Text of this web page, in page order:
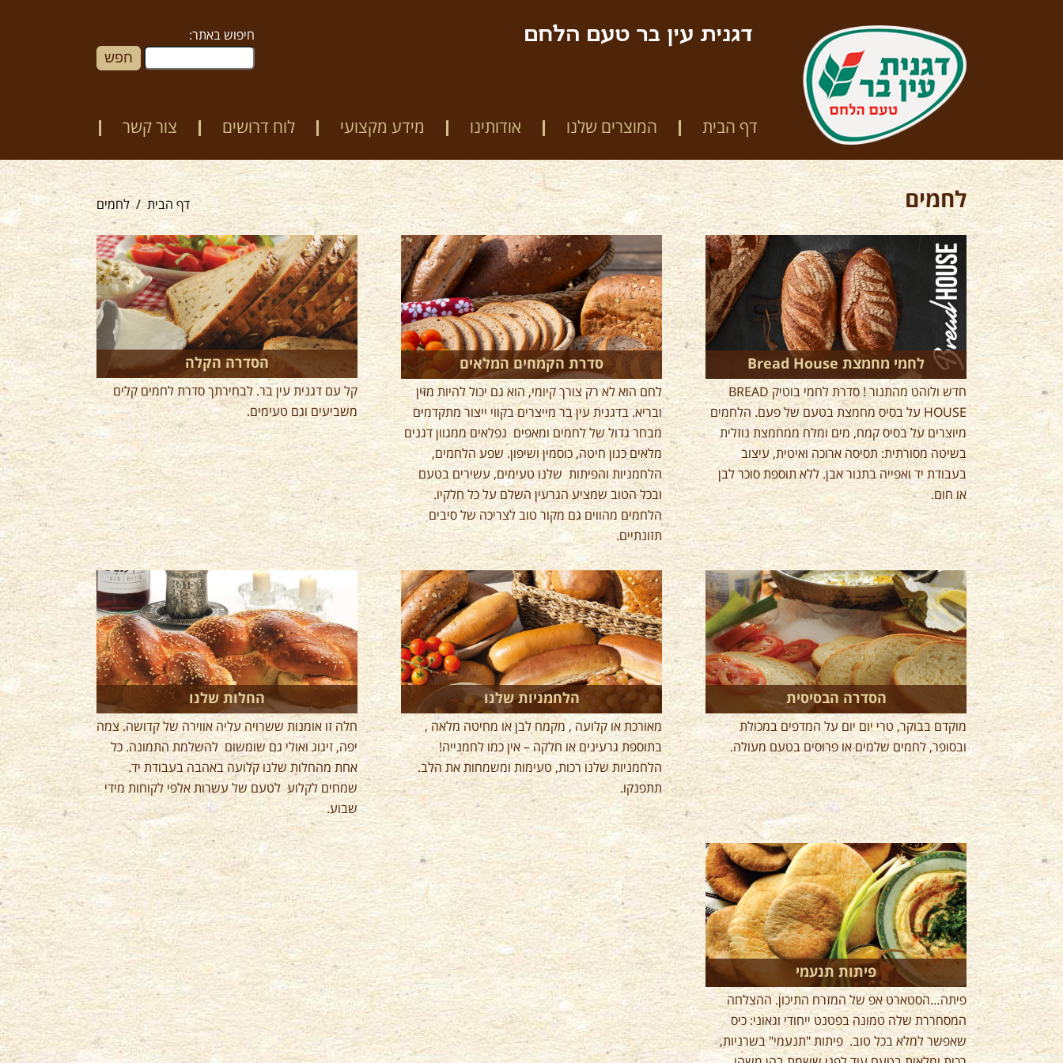
דגנית עין בר טעם הלחם חיפוש באתר:
דף הבית המוצרים שלנו אודותינו מידע מקצועי לוח דרושים צור קשר
לחמים דף הבית לחמים
לחמי מחמצת Bread House
חדש ולוהט מהתנור ! סדרת לחמי בוטיק BREAD
HOUSE על בסיס מחמצת בטעם של פעם. הלחמים
מיוצרים על בסיס קמח, מים ומלח ממחמצת נוזלית
בשיטה מסורתית: תסיסה ארוכה ואיטית, עיצוב
בעבודת יד ואפייה בתנור אבן. ללא תוספת סוכר לבן
או חום.
סדרת הקמחים המלאים
לחם הוא לא רק צורך קיומי, הוא גם יכול להיות מזין
ובריא. בדגנית עין בר מייצרים בקווי ייצור מתקדמים
מבחר גדול של לחמים ומאפים נפלאים ממגוון דגנים
מלאים כגון חיטה, כוסמין ושיפון. שפע הלחמים,
הלחמניות והפיתות שלנו טעימים, עשירים בטעם
ובכל הטוב שמציע הגרעין השלם על כל חלקיו.
הלחמים מהווים גם מקור טוב לצריכה של סיבים
תזונתיים.
הסדרה הקלה
קל עם דגנית עין בר. לבחירתך סדרת לחמים קלים
משביעים וגם טעימים.
הסדרה הבסיסית
מוקדם בבוקר, טרי יום יום על המדפים במכולת
ובסופר, לחמים שלמים או פרוסים בטעם מעולה.
הלחמניות שלנו
מאורכת או קלועה , מקמח לבן או מחיטה מלאה ,
בתוספת גרעינים או חלקה – אין כמו לחמנייה!
הלחמניות שלנו רכות, טעימות ומשמחות את הלב.
תתפנקו.
החלות שלנו
חלה זו אומנות ששרויה עליה אווירה של קדושה. צמה
יפה, זיגוג ואולי גם שומשום להשלמת התמונה. כל
אחת מהחלות שלנו קלועה באהבה בעבודת יד.
שמחים לקלוע לטעם של עשרות אלפי לקוחות מידי
שבוע.
פיתות תנעמי
פיתה…הסטארט אפ של המזרח התיכון. ההצלחה
המסחררת שלה טמונה בפטנט ייחודי וגאוני: כיס
שאפשר למלא בכל טוב. פיתות "תנעמי" בשרניות,